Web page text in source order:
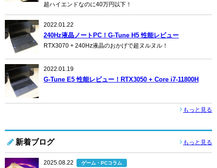
超ハイエンドなのに40万円以下！
2022.01.22
240Hz液晶ノートPC！G-Tune H5 性能レビュー
RTX3070 + 240Hz液晶のおかげで超ヌルヌル！
2022.01.19
G-Tune E5 性能レビュー！RTX3050 + Core i7-11800H
もっと見る
新着ブログ もっと見る
2025.08.22 ゲーム・PCコラム